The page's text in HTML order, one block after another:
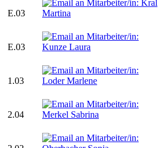
E.03
E.03
1.03
2.04